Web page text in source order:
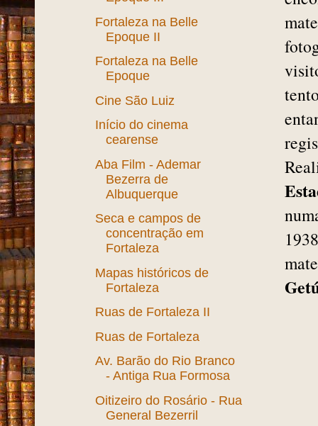
Fortaleza na Belle
Epoque II
Fortaleza na Belle
Epoque
Cine São Luiz
Início do cinema
cearense
Aba Film - Ademar
Bezerra de
Albuquerque
Seca e campos de
concentração em
Fortaleza
Mapas históricos de
Fortaleza
Ruas de Fortaleza II
Ruas de Fortaleza
Av. Barão do Rio Branco
- Antiga Rua Formosa
Oitizeiro do Rosário - Rua
General Bezerril